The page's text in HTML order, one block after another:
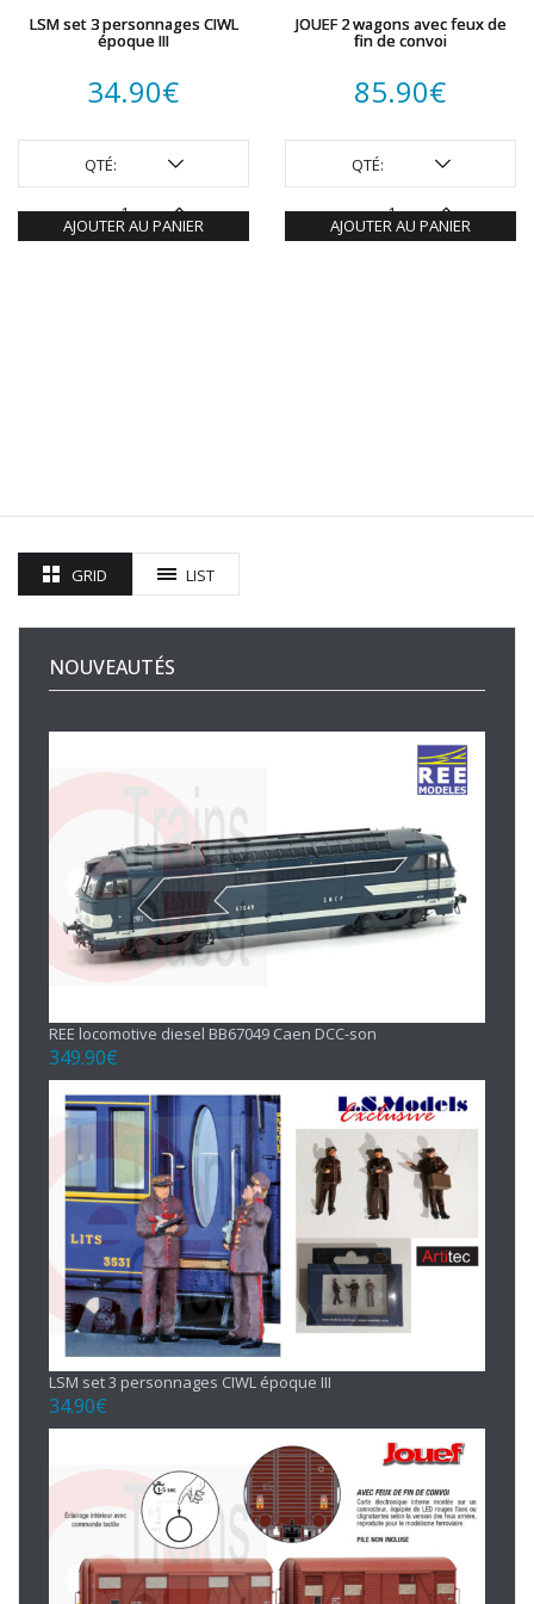
LSM set 3 personnages CIWL
époque III
34.90€
QTÉ:
AJOUTER AU PANIER
JOUEF 2 wagons avec feux de
fin de convoi
85.90€
QTÉ:
AJOUTER AU PANIER
GRID LIST
NOUVEAUTÉS
REE locomotive diesel BB67049 Caen DCC-son
349.90€
LSM set 3 personnages CIWL époque III
34.90€